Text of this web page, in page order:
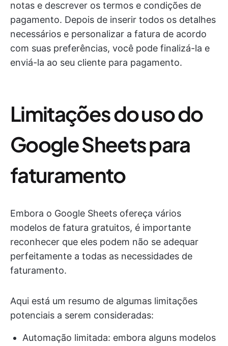
notas e descrever os termos e condições de
pagamento. Depois de inserir todos os detalhes
necessários e personalizar a fatura de acordo
com suas preferências, você pode finalizá-la e
enviá-la ao seu cliente para pagamento.
Limitações do uso do
Google Sheets para
faturamento
Embora o Google Sheets ofereça vários
modelos de fatura gratuitos, é importante
reconhecer que eles podem não se adequar
perfeitamente a todas as necessidades de
faturamento.
Aqui está um resumo de algumas limitações
potenciais a serem consideradas:
Automação limitada: embora alguns modelos